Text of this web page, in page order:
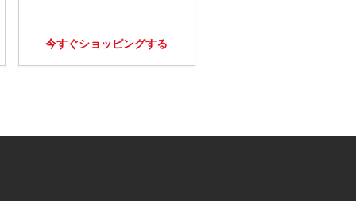
今すぐショッピングする